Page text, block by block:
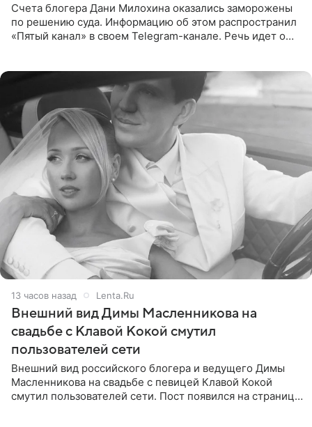
Счета блогера Дани Милохина оказались заморожены
по решению суда. Информацию об этом распространил
«Пятый канал» в своем Telegram-канале. Речь идет о
13 часов назад Lenta.Ru
Внешний вид Димы Масленникова на
свадьбе с Клавой Кокой смутил
пользователей сети
Внешний вид российского блогера и ведущего Димы
Масленникова на свадьбе с певицей Клавой Кокой
смутил пользователей сети. Пост появился на странице